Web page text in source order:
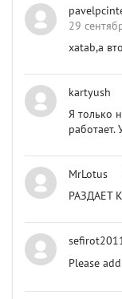
29
xatab,а
kartyush
Я только
работает.
MrLotus
РАЗДАЕТ
Please